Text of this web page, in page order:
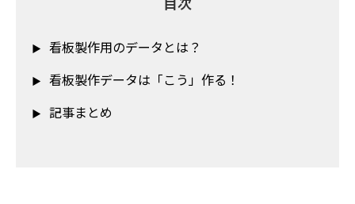
看板製作用のデータとは？
看板製作データは「こう」作る！
記事まとめ